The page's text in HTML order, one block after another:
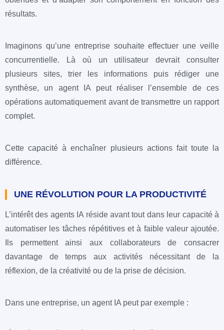
résultats.
Imaginons qu’une entreprise souhaite effectuer une veille
concurrentielle. Là où un utilisateur devrait consulter
plusieurs sites, trier les informations puis rédiger une
synthèse, un agent IA peut réaliser l’ensemble de ces
opérations automatiquement avant de transmettre un rapport
complet.
Cette capacité à enchaîner plusieurs actions fait toute la
différence.
UNE RÉVOLUTION POUR LA PRODUCTIVITÉ
L’intérêt des agents IA réside avant tout dans leur capacité à
automatiser les tâches répétitives et à faible valeur ajoutée.
Ils permettent ainsi aux collaborateurs de consacrer
davantage de temps aux activités nécessitant de la
réflexion, de la créativité ou de la prise de décision.
Dans une entreprise, un agent IA peut par exemple :